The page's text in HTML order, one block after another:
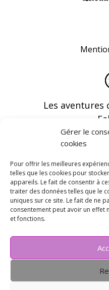
Gérer le
cookies
Pour offrir les meilleures
telles que les cookies pour
appareils. Le fait de consentir à
traiter des données telles que le
uniques sur ce site. Le fait de ne
consentement peut avoir un effet
et fonctions.
Les aventures
Vous pouvez
vous